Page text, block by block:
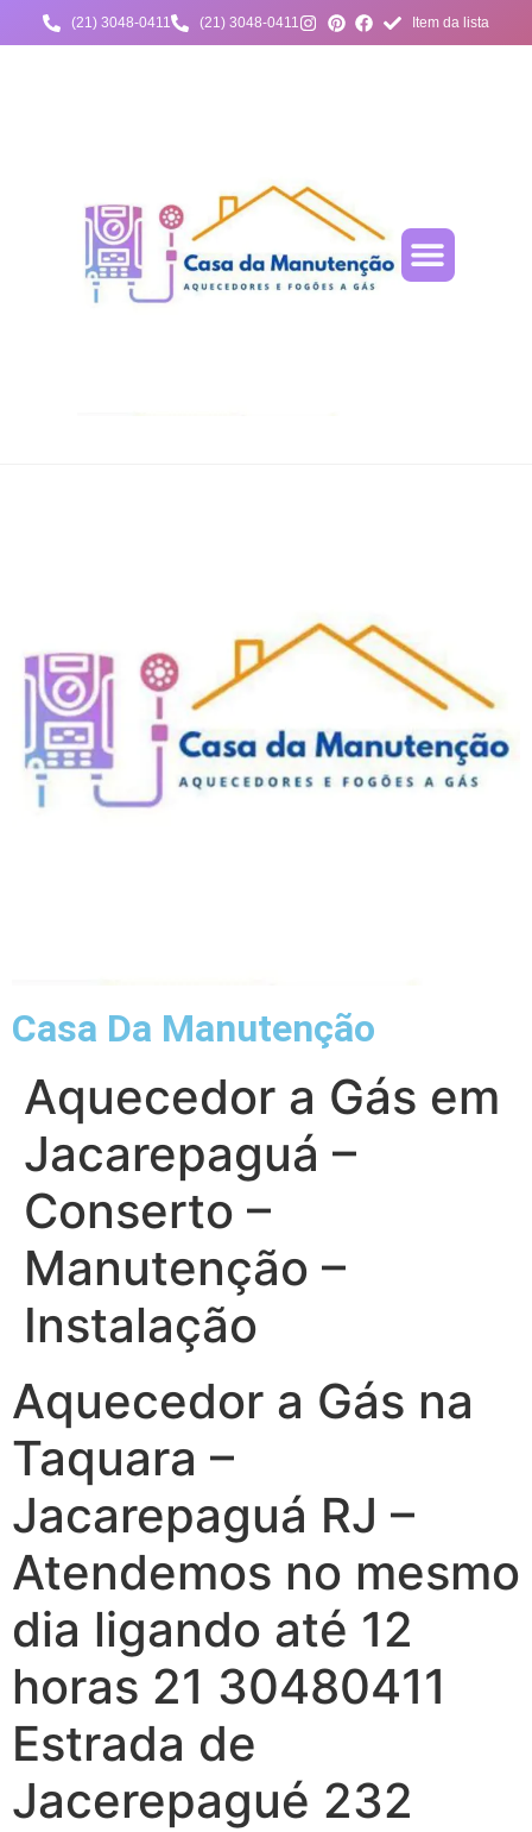
(21) 3048-0411 (21) 3048-0411 Item da lista
Casa Da Manutenção
Aquecedor a Gás em
Jacarepaguá –
Conserto –
Manutenção –
Instalação
Aquecedor a Gás na
Taquara –
Jacarepaguá RJ –
Atendemos no mesmo
dia ligando até 12
horas 21 30480411
Estrada de
Jacerepagué 232